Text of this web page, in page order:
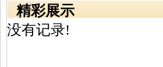
精彩展示
没有记录!